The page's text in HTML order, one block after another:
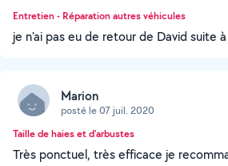
Entretien - Réparation autres véhicules
je n'ai pas eu de retour de David suite
Marion
posté le 07 juil. 2020
Taille de haies et d'arbustes
Très ponctuel, très efficace je